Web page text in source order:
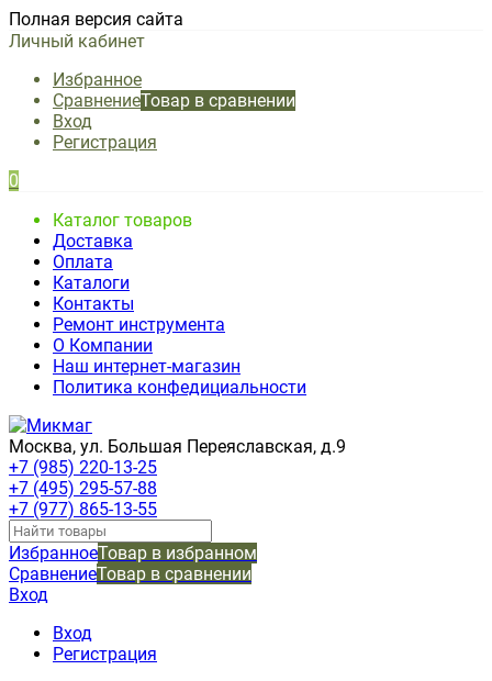
Полная версия сайта
Личный кабинет
Избранное
СравнениеТовар в сравнении
Вход
Регистрация
0
Каталог товаров
Доставка
Оплата
Каталоги
Контакты
Ремонт инструмента
О Компании
Наш интернет-магазин
Политика конфедициальности
Москва, ул. Большая Переяславская, д.9
+7 (985) 220-13-25
+7 (495) 295-57-88
+7 (977) 865-13-55
ИзбранноеТовар в избранном
СравнениеТовар в сравнении
Вход
Вход
Регистрация